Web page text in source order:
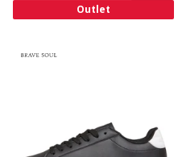
Outlet